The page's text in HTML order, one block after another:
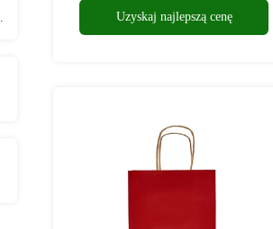
Uzyskaj najlepszą cenę